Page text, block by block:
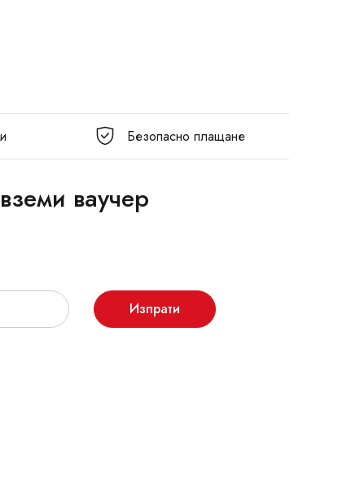
Безопасно плащане
ваучер
Изпрати